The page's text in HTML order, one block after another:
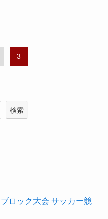
3
検索
ロック大会 サッカー競